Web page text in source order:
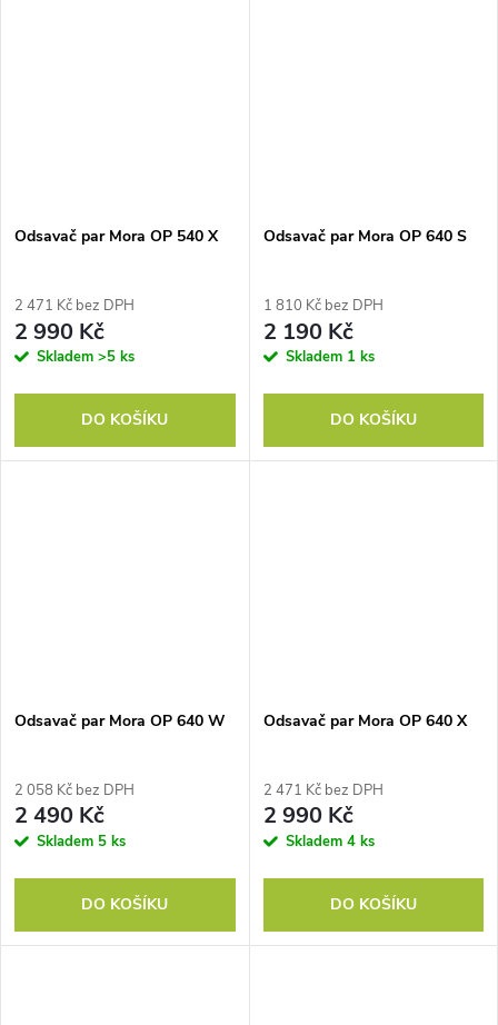
Odsavač par Mora OP 540 X
2 471 Kč bez DPH
2 990 Kč
Skladem >5 ks
DO KOŠÍKU
Odsavač par Mora OP 640 S
1 810 Kč bez DPH
2 190 Kč
Skladem 1 ks
DO KOŠÍKU
Odsavač par Mora OP 640 W
2 058 Kč bez DPH
2 490 Kč
Skladem 5 ks
DO KOŠÍKU
Odsavač par Mora OP 640 X
2 471 Kč bez DPH
2 990 Kč
Skladem 4 ks
DO KOŠÍKU